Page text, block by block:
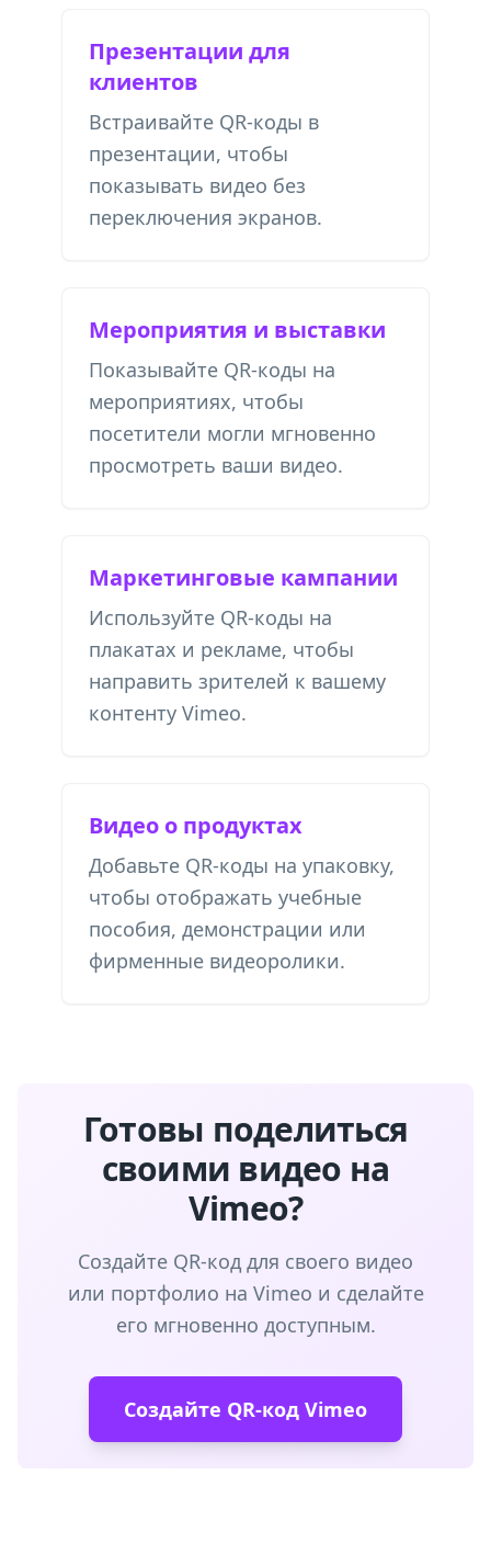
Презентации для
клиентов
Встраивайте QR-коды в
презентации, чтобы
показывать видео без
переключения экранов.
Мероприятия и выставки
Показывайте QR-коды на
мероприятиях, чтобы
посетители могли мгновенно
просмотреть ваши видео.
Маркетинговые кампании
Используйте QR-коды на
плакатах и ​​рекламе, чтобы
направить зрителей к вашему
контенту Vimeo.
Видео о продуктах
Добавьте QR-коды на упаковку,
чтобы отображать учебные
пособия, демонстрации или
фирменные видеоролики.
Готовы поделиться
своими видео на
Vimeo?
Создайте QR-код для своего видео
или портфолио на Vimeo и сделайте
его мгновенно доступным.
Создайте QR-код Vimeo